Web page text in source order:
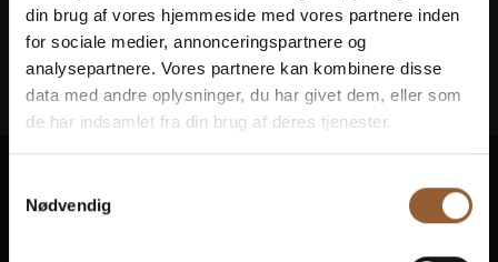
din brug af vores hjemmeside med vores partnere inden
for sociale medier, annonceringspartnere og
analysepartnere. Vores partnere kan kombinere disse
data med andre oplysninger, du har givet dem, eller som
de har indsamlet fra din brug af deres tjenester.
Nødvendig
Ringkøbing Fjord Museer
Gør historien levende på 10 museer